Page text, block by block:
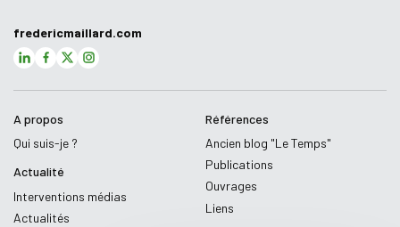
fredericmaillard.com
A propos
Qui suis-je ?
Actualité
Interventions médias
Actualités
Références
Ancien blog "Le Temps"
Publications
Ouvrages
Liens